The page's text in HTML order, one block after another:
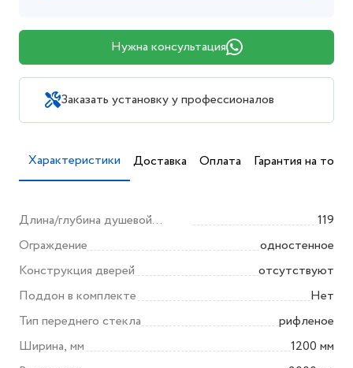
Нужна консультация
Заказать установку у профессионалов
Характеристики Доставка Оплата Гарантия на товар
Длина/глубина душевой
кабины/ограждения (мм)
119
Ограждение
одностенное
Конструкция дверей
отсутствуют
Поддон в комплекте
Нет
Тип переднего стекла
рифленое
Ширина, мм
1200 мм